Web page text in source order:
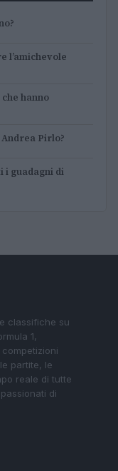
l’amichevole
hanno
Pirlo?
i guadagni di
classifiche su
1,
partite, le
reale di tutte
di